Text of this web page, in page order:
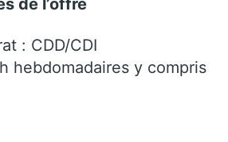
de l’offre
: CDD/CDI
hebdomadaires y compris